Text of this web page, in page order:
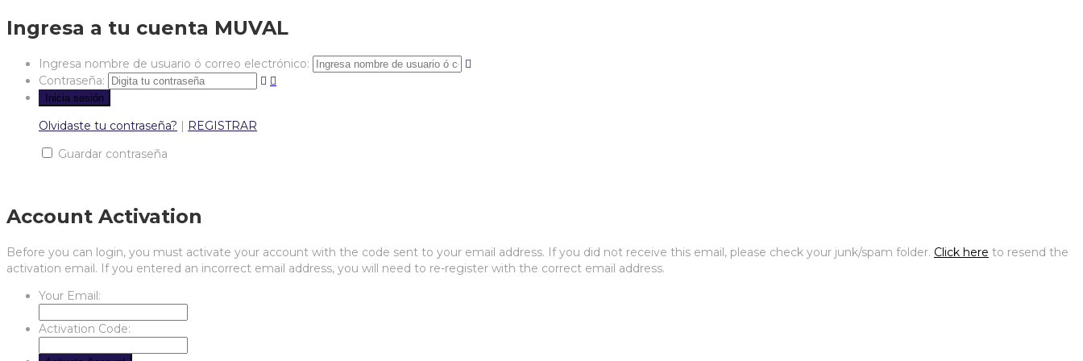
Ingresa a tu cuenta MUVAL
Ingresa nombre de usuario ó correo electrónico:
Contraseña:
Olvidaste tu contraseña? | REGISTRAR
Guardar contraseña
Account Activation
Before you can login, you must activate your account with the code sent to your email address. If you did not receive this email, please check your junk/spam folder. Click here to resend the
activation email. If you entered an incorrect email address, you will need to re-register with the correct email address.
Your Email:
Activation Code: